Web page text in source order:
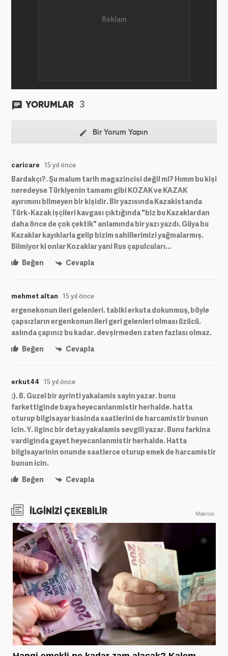
YORUMLAR 3
Bir Yorum Yapın
caricare 15 yıl önce
Bardakçı?. Şu malum tarih magazincisi değil mi? Hımm bu kişi
neredeyse Türkiyenin tamamı gibi KOZAK ve KAZAK
ayırımını bilmeyen bir kişidir. Bir yazısında Kazakistanda
Türk-Kazak işçileri kavgası çıktığında "biz bu Kazaklardan
daha önce de çok çektik" anlamında bir yazı yazdı. Güya bu
Kazaklar kayıklarla gelip bizim sahillerimizi yağmalarmış.
Bilmiyor ki onlar Kozaklar yani Rus çapulcuları...
Beğen
Cevapla
mehmet altan 15 yıl önce
ergenekonun ileri gelenleri. tabiki erkuta dokunmuş, böyle
çapsızların ergenkonun ileri geri gelenleri olması üzücü.
aslında çapınız bu kadar. devşirmeden zaten fazlası olmaz.
Beğen
Cevapla
erkut44 15 yıl önce
:). B. Guzel bir ayrinti yakalamis sayin yazar. bunu
farkettiginde baya heyecanlanmistir herhalde. hatta
oturup bilgisayar basinda saatlerini de harcamistir bunun
icin. Y. ilginc bir detay yakalamis sevgili yazar. Bunu farkina
vardiginda gayet heyecanlanmistir herhalde. Hatta
bilgisayarinin onunde saatlerce oturup emek de harcamistir
bunun icin.
Beğen
Cevapla
İLGİNİZİ ÇEKEBİLİR Makroo